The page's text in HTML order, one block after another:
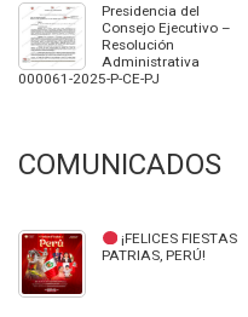
Presidencia del
Consejo Ejecutivo –
Resolución
Administrativa
000061-2025-P-CE-PJ
COMUNICADOS
¡FELICES FIESTAS
PATRIAS, PERÚ!